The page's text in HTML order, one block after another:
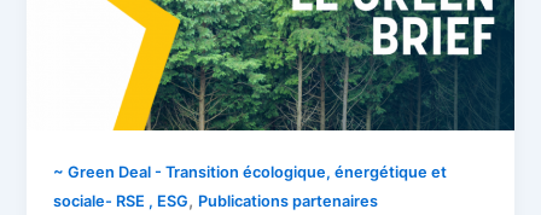
~ Green Deal - Transition écologique, énergétique et
sociale- RSE , ESG, Publications partenaires